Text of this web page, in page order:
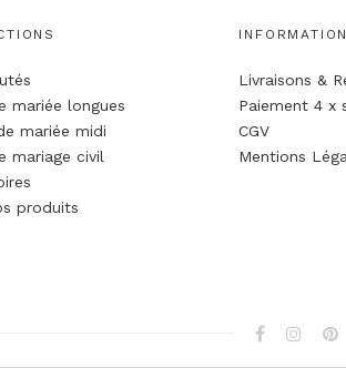
mariée longues
mariée midi
mariage civil
produits
Livraisons &
Paiement 4 x
CGV
Mentions